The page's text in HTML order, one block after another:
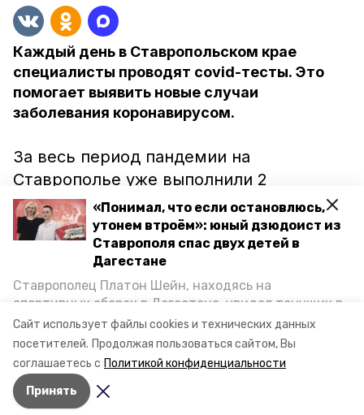
Сайт использует файлы cookies и технических данных
посетителей. Продолжая пользоваться сайтом, Вы
соглашаетесь с Политикой конфиденциальности
Принять
«Понимал, что если остановлюсь,
утонем втроём»: юный дзюдоист из
Ставрополя спас двух детей в
Дагестане
Ставрополец Платон Шейн, находясь на
спортивных сборах в Дегестане, увидел тонущих в
Каспийском море детей и бросился на помощь. По
возвращении домой, отважного мальчика
пригласили в министерство образования края и
наградили. Корреспондент «Победы26» пообщался
с юным героем.
Каждый день в Ставропольском крае
специалисты проводят covid-тесты. Это
помогает выявить новые случаи
заболевания коронавирусом.
За весь период пандемии на
Ставрополье уже выполнили 2
миллиона 496 тысяч 832 теста на ковид.
Об этом 16 сентября сообщил
губернатор Владимир Владимиров.
Напомним, что за минувшие сутки в
регионе выявили 357 новых случаев
заболевания Covid-19. Также ещё 198
человек выздоровело.